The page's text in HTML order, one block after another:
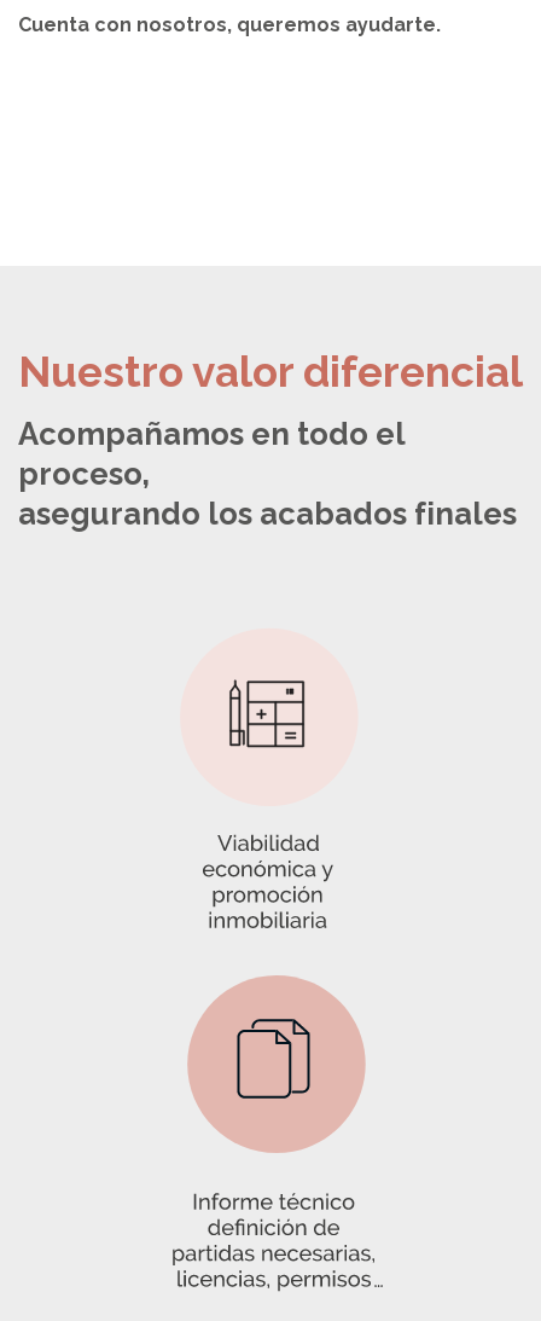
Cuenta con nosotros, queremos ayudarte.
Nuestro valor diferencial
Acompañamos en todo el
proceso,
asegurando los acabados finales